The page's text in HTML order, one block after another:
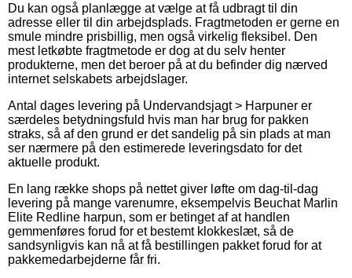
Du kan også planlægge at vælge at få udbragt til din
adresse eller til din arbejdsplads. Fragtmetoden er gerne en
smule mindre prisbillig, men også virkelig fleksibel. Den
mest letkøbte fragtmetode er dog at du selv henter
produkterne, men det beroer på at du befinder dig nærved
internet selskabets arbejdslager.
Antal dages levering på Undervandsjagt > Harpuner er
særdeles betydningsfuld hvis man har brug for pakken
straks, så af den grund er det sandelig på sin plads at man
ser nærmere på den estimerede leveringsdato for det
aktuelle produkt.
En lang række shops på nettet giver løfte om dag-til-dag
levering på mange varenumre, eksempelvis Beuchat Marlin
Elite Redline harpun, som er betinget af at handlen
gemmenføres forud for et bestemt klokkeslæt, så de
sandsynligvis kan nå at få bestillingen pakket forud for at
pakkemedarbejderne får fri.